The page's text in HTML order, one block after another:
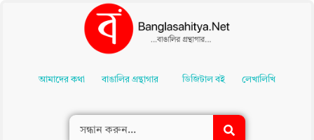
Contentআমাদের কথা বাঙালির গ্রন্থাগার ডিজিটাল বই লেখালিখি